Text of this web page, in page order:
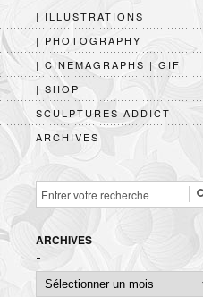
| ILLUSTRATIONS
| PHOTOGRAPHY
| CINEMAGRAPHS | GIF
| SHOP
SCULPTURES ADDICT
ARCHIVES
ARCHIVES
Archives